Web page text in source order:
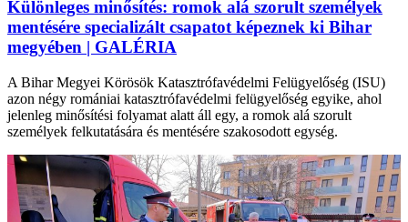
Különleges minősítés: romok alá szorult személyek
mentésére specializált csapatot képeznek ki Bihar
megyében | GALÉRIA
A Bihar Megyei Körösök Katasztrófavédelmi Felügyelőség (ISU)
azon négy romániai katasztrófavédelmi felügyelőség egyike, ahol
jelenleg minősítési folyamat alatt áll egy, a romok alá szorult
személyek felkutatására és mentésére szakosodott egység.